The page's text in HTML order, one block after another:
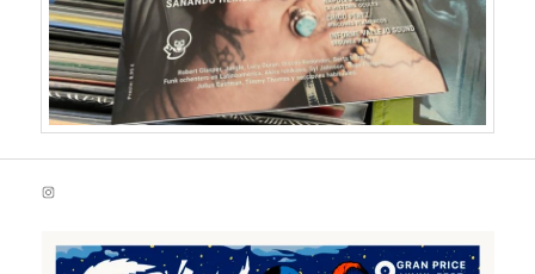
Instagram